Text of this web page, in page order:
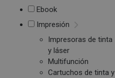
Ebook
Impresión
Impresoras de tinta
y láser
Multifunción
Cartuchos de tinta y